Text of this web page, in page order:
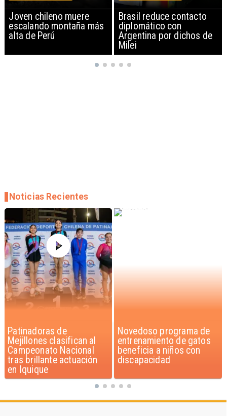
Brasil reduce contacto
diplomático con
Argentina por dichos de
China restringe
exportación de drones a
EEUU y sanciona
empresas
Novedoso programa de
entrenamiento de gatos
beneficia a niños con
discapacidad
Alarmante hábito en
jóvenes de 13 a 15 años
según encuesta del
Minsal
Noticias Recientes